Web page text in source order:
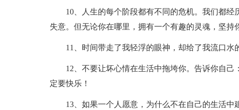
10、人生的每个阶段都有不同的危机。我们都经
失意。但无论你在哪里，拥有一个有趣的灵魂，坚持
11、时间带走了我轻浮的眼神，却给了我流口水
12、不要让坏心情在生活中拖垮你。告诉你自己
定要快乐！
13、如果一个人愿意，为什么不在自己的生活中